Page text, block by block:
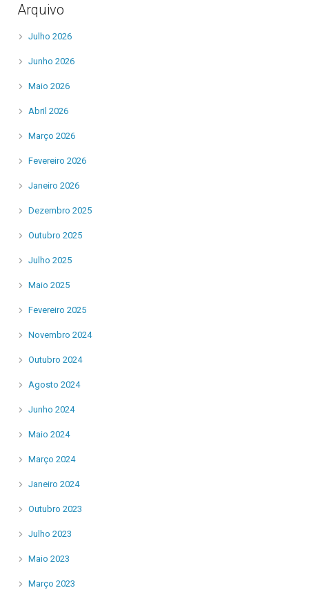
Arquivo
Julho 2026
Junho 2026
Maio 2026
Abril 2026
Março 2026
Fevereiro 2026
Janeiro 2026
Dezembro 2025
Outubro 2025
Julho 2025
Maio 2025
Fevereiro 2025
Novembro 2024
Outubro 2024
Agosto 2024
Junho 2024
Maio 2024
Março 2024
Janeiro 2024
Outubro 2023
Julho 2023
Maio 2023
Março 2023